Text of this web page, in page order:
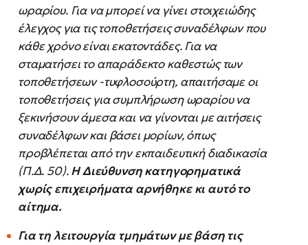
ωραρίου. Για να μπορεί να γίνει στοιχειώδης
έλεγχος για τις τοποθετήσεις συναδέλφων που
κάθε χρόνο είναι εκατοντάδες. Για να
σταματήσει το απαράδεκτο καθεστώς των
τοποθετήσεων -τυφλοσούρτη, απαιτήσαμε οι
τοποθετήσεις για συμπλήρωση ωραρίου να
ξεκινήσουν άμεσα και να γίνονται με αιτήσεις
συναδέλφων και βάσει μορίων, όπως
προβλέπεται από την εκπαιδευτική διαδικασία
(Π.Δ. 50).Η Διεύθυνση κατηγορηματικά
χωρίς επιχειρήματα αρνήθηκε κι αυτό το
αίτημα.
Για τη λειτουργία τμημάτων με βάση τις